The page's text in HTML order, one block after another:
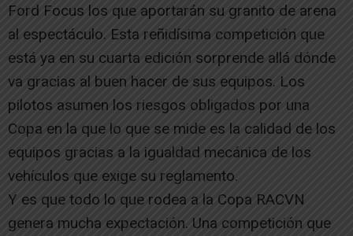
Ford Focus los que aportarán su granito de arena
al espectáculo. Esta reñidísima competición que
está ya en su cuarta edición sorprende allá dónde
va gracias al buen hacer de sus equipos. Los
pilotos asumen los riesgos obligados por una
Copa en la que lo que se mide es la calidad de los
equipos gracias a la igualdad mecánica de los
vehículos que exige su reglamento.
Y es que todo lo que rodea a la Copa RACVN
genera mucha expectación. Una competición que